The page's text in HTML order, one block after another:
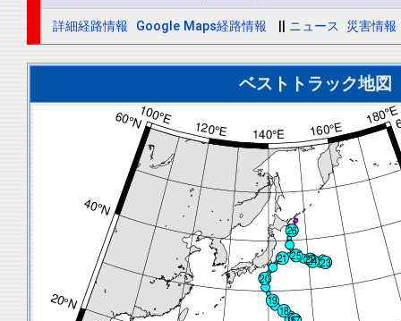
詳細経路情報 Google Maps経路情報 ニュース 災害情報
ベストトラック地図